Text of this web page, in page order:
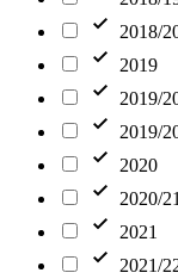
2018/
2019
2019/
2019/
2020
2020/21
2021
2021/